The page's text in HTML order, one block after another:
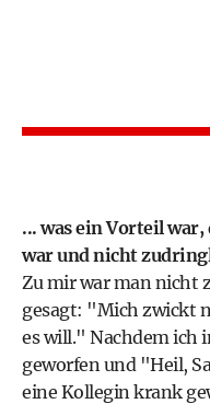
... was ein Vorteil
war und nicht
Zu mir war man nicht
gesagt: "Mich zwickt
es will." Nachdem ich
geworfen und "Heil,
eine Kollegin krank